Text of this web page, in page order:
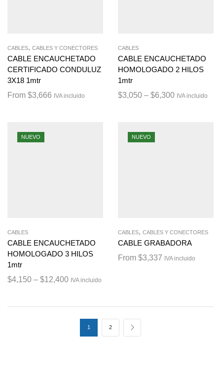
CABLES, CABLES Y CONECTORES
CABLE ENCAUCHETADO
CERTIFICADO CONDULUZ
3X18 1mtr
From $3,666 IVA incluido
CABLES
CABLE ENCAUCHETADO
HOMOLOGADO 2 HILOS
1mtr
$3,050 – $6,300 IVA incluido
NUEVO
CABLES
CABLE ENCAUCHETADO
HOMOLOGADO 3 HILOS
1mtr
$4,150 – $12,400 IVA incluido
NUEVO
CABLES, CABLES Y CONECTORES
CABLE GRABADORA
From $3,337 IVA incluido
1 2